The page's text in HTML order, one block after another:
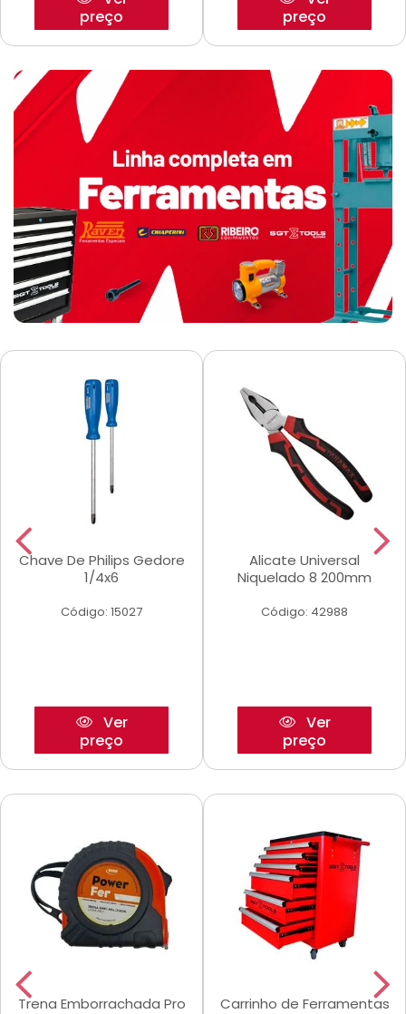
preço
preço
Chave De Philips Gedore
1/4x6
Código: 15027
Ver
preço
Alicate Universal
Niquelado 8 200mm
Código: 42988
Ver
preço
Trena Emborrachada Pro
Carrinho de Ferramentas